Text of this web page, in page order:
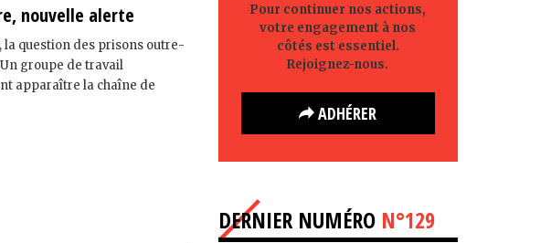
nouvelle alerte
question des prisons outre-
groupe de travail
apparaître la chaîne de
Pour continuer nos actions,
votre engagement à nos
côtés est essentiel.
Rejoignez-nous.
ADHÉRER
DERNIER NUMÉRO N°129